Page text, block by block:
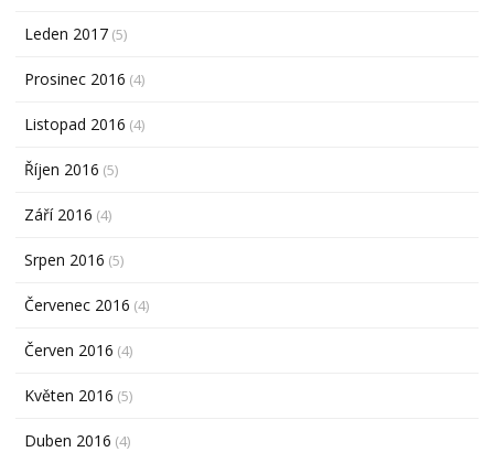
Leden 2017 (5)
Prosinec 2016 (4)
Listopad 2016 (4)
Říjen 2016 (5)
Září 2016 (4)
Srpen 2016 (5)
Červenec 2016 (4)
Červen 2016 (4)
Květen 2016 (5)
Duben 2016 (4)